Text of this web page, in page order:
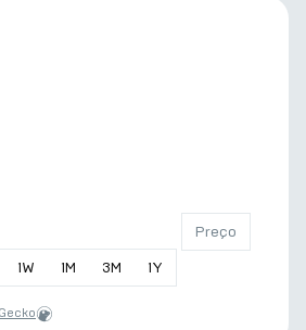
1W 1M 3M 1Y
Preço